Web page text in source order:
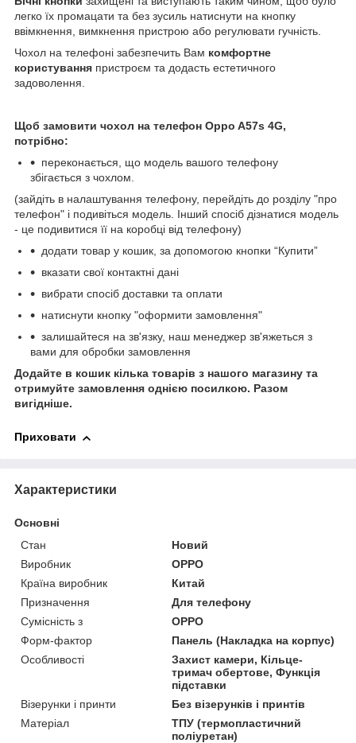
легко їх промацати та без зусиль натиснути на кнопку
ввімкнення, вимкнення пристрою або регулювати гучність.
Чохол на телефоні забезпечить Вам комфортне
користування пристроєм та додасть естетичного
задоволення.
Щоб замовити чохол на телефон Oppo A57s 4G,
потрібно:
переконається, що модель вашого телефону
збігається з чохлом.
(зайдіть в налаштування телефону, перейдіть до розділу "про
телефон" і подивіться модель. Інший спосіб дізнатися модель
- це подивитися її на коробці від телефону)
додати товар у кошик, за допомогою кнопки “Купити”
вказати свої контактні дані
вибрати спосіб доставки та оплати
натиснути кнопку "оформити замовлення"
залишайтеся на зв'язку, наш менеджер зв'яжеться з
вами для обробки замовлення
Додайте в кошик кілька товарів з нашого магазину та
отримуйте замовлення однією посилкою. Разом
вигідніше.
Приховати
Характеристики
Основні
Стан
Новий
Виробник
OPPO
Країна виробник
Китай
Призначення
Для телефону
Сумісність з
OPPO
Форм-фактор
Панель (Накладка на корпус)
Особливості
Захист камери, Кільце-
тримач обертове, Функція
підставки
Візерунки і принти
Без візерунків і принтів
Матеріал
ТПУ (термопластичний
поліуретан)